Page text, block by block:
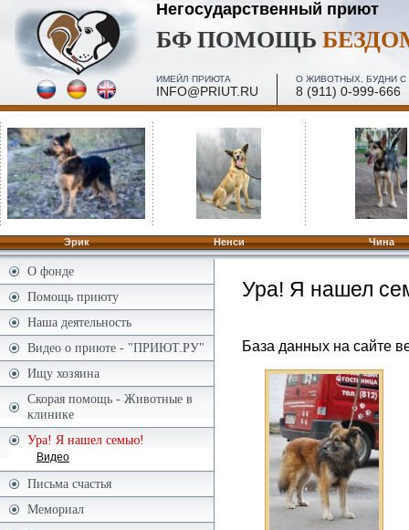
Негосударственный приют
БФ ПОМОЩЬ
ИМЕЙЛ ПРИЮТА
INFO@PRIUT.RU
О ЖИВОТНЫХ, БУДНИ С
8 (911) 0-999-666
ПОСЕЩЕНИЕ, МИНИ-ЭКСКУРСИИ - 2 И 4 ПЯТН.
Эрик Ненси Чина
Ура! Я нашел
База данных на сайте
О фонде
Помощь приюту
Наша деятельность
Видео о приюте - "ПРИЮТ.РУ"
Ищу хозяина
Скорая помощь - Животные в
клинике
Ура! Я нашел семью!
Видео
Письма счастья
Мемориал